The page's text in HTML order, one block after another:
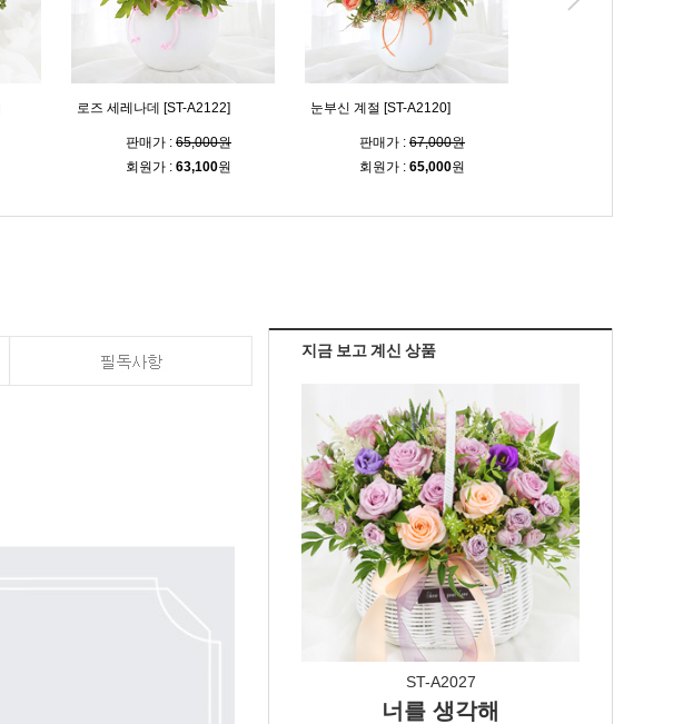
로즈 세레나데 [ST-A2122]
판매가 : 65,000원
회원가 : 63,100원
눈부신 계절 [ST-A2120]
판매가 : 67,000원
회원가 : 65,000원
지금 보고 계신 상품
ST-A2027
너를 생각해